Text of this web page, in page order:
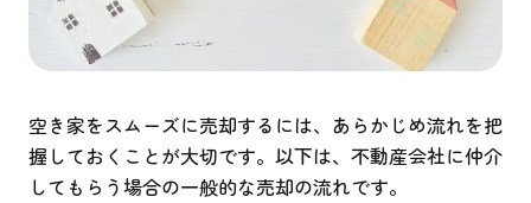
空き家をスムーズに売却するには、あらかじめ流れを把
握しておくことが大切です。以下は、不動産会社に仲介
してもらう場合の一般的な売却の流れです。